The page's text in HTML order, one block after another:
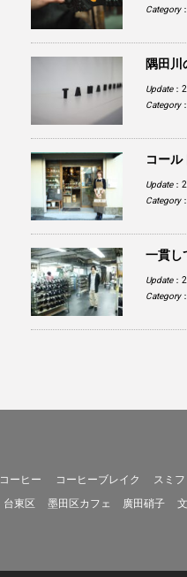
Category：
隅田川
Update：
Category：
コール
Update：
Category：
一貫し
Update：
Category：
コーヒー コーヒーブレイク スミフ
台東区 墨田区カフェ 廣田硝子